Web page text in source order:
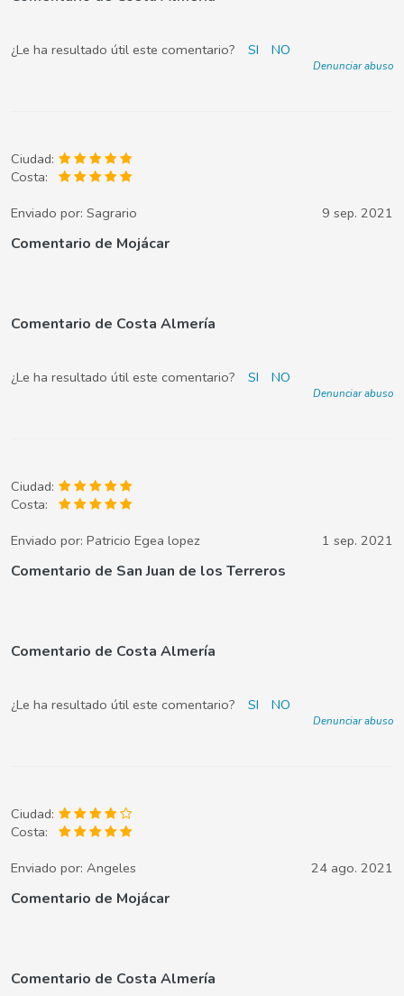
¿Le ha resultado útil este comentario? SI NO
Denunciar abuso
Ciudad:
Costa:
Enviado por: Sagrario 9 sep. 2021
Comentario de Mojácar
Comentario de Costa Almería
¿Le ha resultado útil este comentario? SI NO
Denunciar abuso
Ciudad:
Costa:
Enviado por: Patricio Egea lopez 1 sep. 2021
Comentario de San Juan de los Terreros
Comentario de Costa Almería
¿Le ha resultado útil este comentario? SI NO
Denunciar abuso
Ciudad:
Costa:
Enviado por: Angeles 24 ago. 2021
Comentario de Mojácar
Comentario de Costa Almería